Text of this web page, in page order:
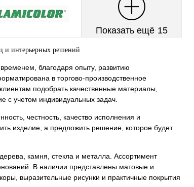
Показать ещё 15
интерьерных решений
благодаря опыту, развитию
в торгово-производственное
подобрать качественные материалы,
с учетом индивидуальных задач.
честность, качество исполнения и
изделие, а предложить решение, которое будет
камня, стекла и металла. Ассортимент
В наличии представлены матовые и
выразительные рисунки и практичные покрытия